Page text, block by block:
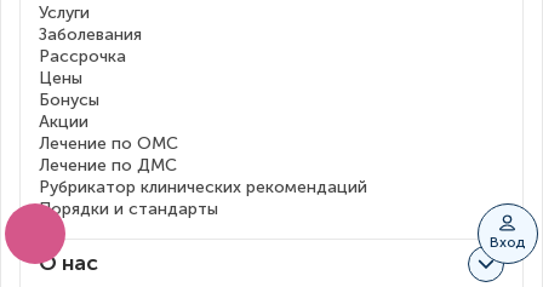
Вход
Услуги
Заболевания
Рассрочка
Цены
Бонусы
Акции
Лечение по ОМС
Лечение по ДМС
Рубрикатор клинических рекомендаций
Порядки и стандарты
О нас